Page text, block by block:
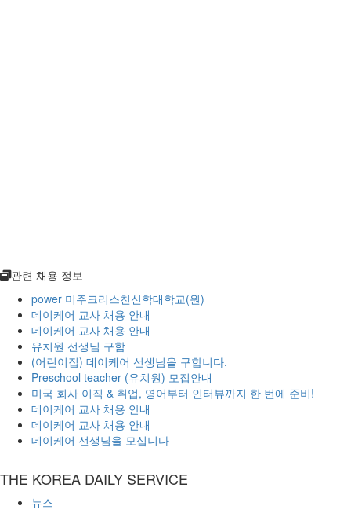
관련 채용 정보
power 미주크리스천신학대학교(원)
데이케어 교사 채용 안내
데이케어 교사 채용 안내
유치원 선생님 구함
(어린이집) 데이케어 선생님을 구합니다.
Preschool teacher (유치원) 모집안내
미국 회사 이직 & 취업, 영어부터 인터뷰까지 한 번에 준비!
데이케어 교사 채용 안내
데이케어 교사 채용 안내
데이케어 선생님을 모십니다
THE KOREA DAILY SERVICE
뉴스